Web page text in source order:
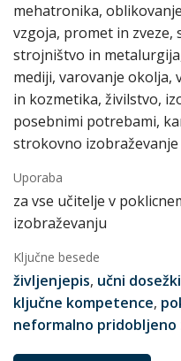
mehatronika,
vzgoja, promet in
strojništvo in
mediji, varovanje okolja,
in kozmetika, živilstvo,
posebnimi potrebami,
strokovno izobraževanje
Uporaba
za vse učitelje v
izobraževanju
Ključne besede
življenjepis, učni dosežki
ključne kompetence,
neformalno pridobljeno